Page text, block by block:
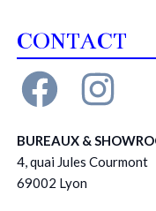
CONTACT
BUREAUX &
4, quai Jules Courmont
69002 Lyon